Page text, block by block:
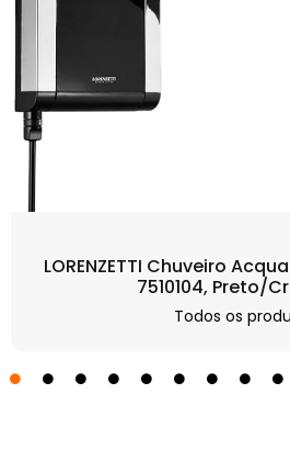
LORENZETTI Chuveiro
7510104, Preto/
Todos os